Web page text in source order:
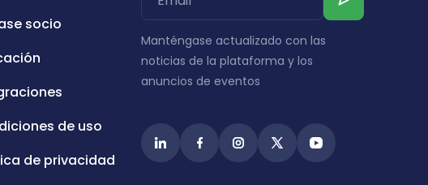
socio
de uso
de privacidad
Manténgase actualizado con las
noticias de la plataforma y los
anuncios de eventos